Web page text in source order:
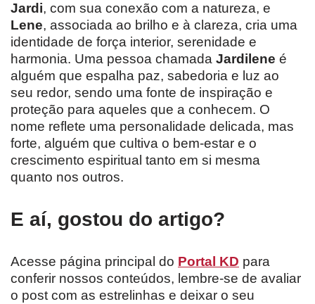
Jardi, com sua conexão com a natureza, e
Lene, associada ao brilho e à clareza, cria uma
identidade de força interior, serenidade e
harmonia. Uma pessoa chamada Jardilene é
alguém que espalha paz, sabedoria e luz ao
seu redor, sendo uma fonte de inspiração e
proteção para aqueles que a conhecem. O
nome reflete uma personalidade delicada, mas
forte, alguém que cultiva o bem-estar e o
crescimento espiritual tanto em si mesma
quanto nos outros.
E aí, gostou do artigo?
Acesse página principal do Portal KD para
conferir nossos conteúdos, lembre-se de avaliar
o post com as estrelinhas e deixar o seu